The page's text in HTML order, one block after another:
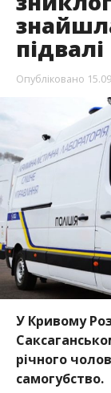
підвалі
Опубліковано
У Кривому
річного
самогубство.